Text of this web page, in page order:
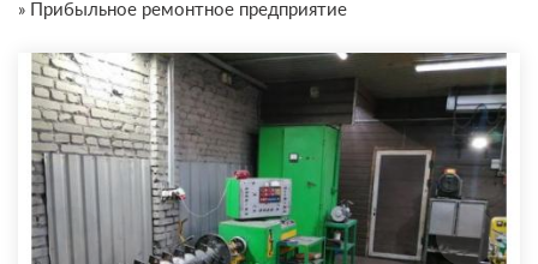
»
Прибыльное ремонтное предприятие